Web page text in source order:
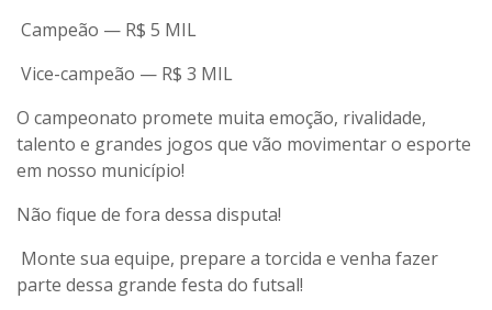
Campeão — R$ 5 MIL
Vice-campeão — R$ 3 MIL
O campeonato promete muita emoção, rivalidade,
talento e grandes jogos que vão movimentar o esporte
em nosso município!
Não fique de fora dessa disputa!
Monte sua equipe, prepare a torcida e venha fazer
parte dessa grande festa do futsal!